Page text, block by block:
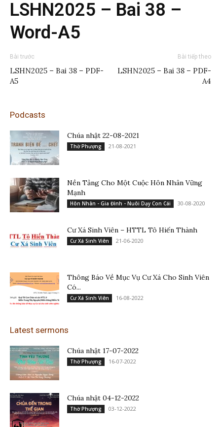
LSHN2025 – Bai 38 –
Word-A5
Bài trước
LSHN2025 – Bai 38 – PDF-
A5
Bài tiếp theo
LSHN2025 – Bai 38 – PDF-
A4
Podcasts
Chúa nhật 22-08-2021
Thờ Phượng 21-08-2021
Nền Tảng Cho Một Cuộc Hôn Nhân Vững
Mạnh
Hôn Nhân - Gia Đình - Nuôi Dạy Con Cái 30-08-2020
Cư Xá Sinh Viên – HTTL Tô Hiến Thành
Cư Xá Sinh Viên 21-06-2020
Thông Báo Về Mục Vụ Cư Xá Cho Sinh Viên
Có...
Cư Xá Sinh Viên 16-08-2022
Latest sermons
Chúa nhật 17-07-2022
Thờ Phượng 16-07-2022
Chúa nhật 04-12-2022
Thờ Phượng 03-12-2022